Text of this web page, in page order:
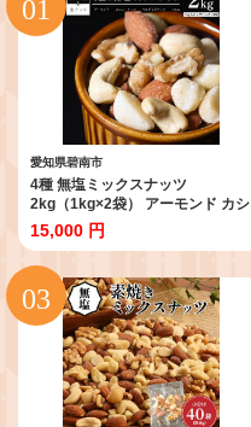
愛知県碧南市
4種 無塩ミックスナッツ
2kg（1kg×2袋） アーモンド カシ
ューナッツ マカダミアナッツ く
るみ 生ナッツ 直火焙煎 おつまみ
おやつ 大満足 チャック付き 美容
健康 人気 高リピート ナッツ
H059-151
15,000 円